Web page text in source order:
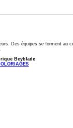
Des équipes se forment au
Beyblade